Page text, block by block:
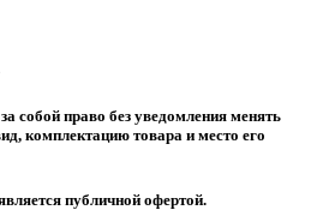
собой право без уведомления менять
комплектацию товара и место его
публичной офертой.